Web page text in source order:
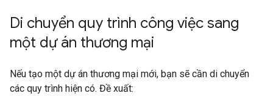
Di chuyển quy trình công việc sang
một dự án thương mại
Nếu tạo một dự án thương mại mới, bạn sẽ cần di chuyển
các quy trình hiện có. Đề xuất: